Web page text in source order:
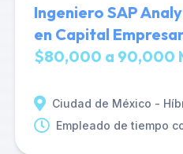
Ingeniero SAP
en Capital
$80,000 a 90,000
Ciudad de México -
Empleado de tiempo